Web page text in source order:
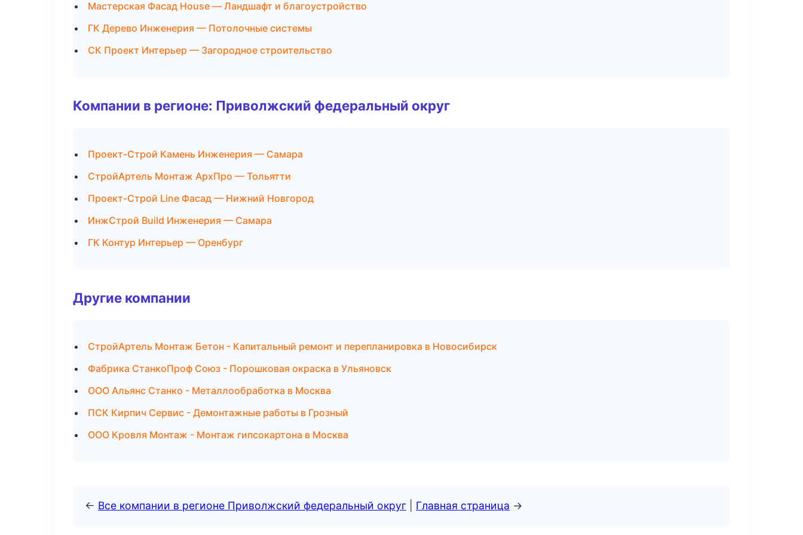
Мастерская Фасад House — Ландшафт и благоустройство
ГК Дерево Инженерия — Потолочные системы
СК Проект Интерьер — Загородное строительство
Компании в регионе: Приволжский федеральный округ
Проект-Строй Камень Инженерия — Самара
СтройАртель Монтаж АрхПро — Тольятти
Проект-Строй Line Фасад — Нижний Новгород
ИнжСтрой Build Инженерия — Самара
ГК Контур Интерьер — Оренбург
Другие компании
СтройАртель Монтаж Бетон - Капитальный ремонт и перепланировка в Новосибирск
Фабрика СтанкоПроф Союз - Порошковая окраска в Ульяновск
ООО Альянс Станко - Металлообработка в Москва
ПСК Кирпич Сервис - Демонтажные работы в Грозный
ООО Кровля Монтаж - Монтаж гипсокартона в Москва
← Все компании в регионе Приволжский федеральный округ Главная страница →